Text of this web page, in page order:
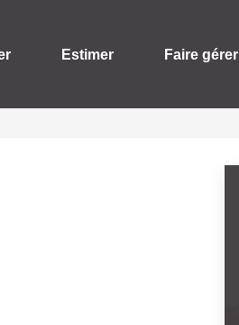
Estimer Faire gérer